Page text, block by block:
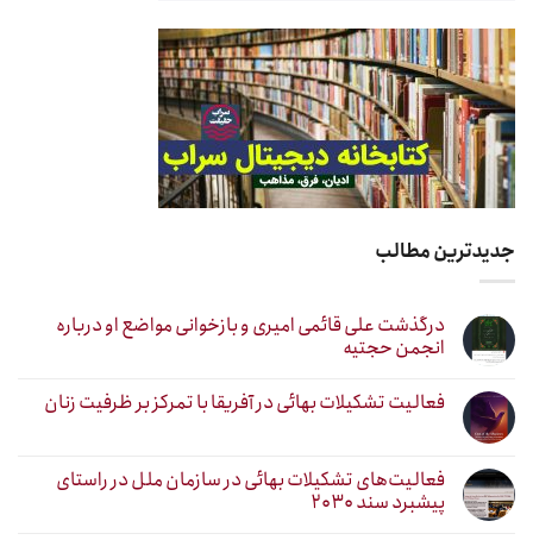
جدیدترین مطالب
درگذشت علی قائمی امیری و بازخوانی مواضع او درباره
انجمن حجتیه
فعالیت تشکیلات بهائی در آفریقا با تمرکز بر ظرفیت زنان
فعالیت‌های تشکیلات بهائی در سازمان ملل در راستای
پیشبرد سند ۲۰۳۰